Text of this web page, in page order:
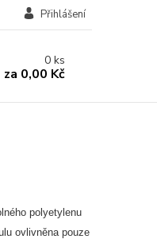
Přihlášení
0 ks
za 0,00 Kč
polyetylenu
ovlivněna pouze